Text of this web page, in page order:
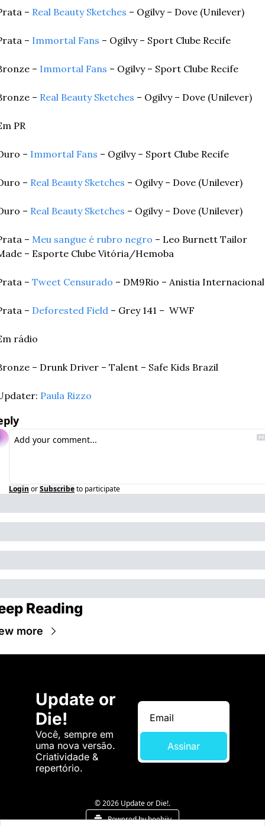
– Real Beauty Sketches – Ogilvy – Dove (Unilever)
– Immortal Fans – Ogilvy – Sport Clube Recife
– Immortal Fans – Ogilvy – Sport Clube Recife
– Real Beauty Sketches – Ogilvy – Dove (Unilever)
PR
– Immortal Fans – Ogilvy – Sport Clube Recife
– Real Beauty Sketches – Ogilvy – Dove (Unilever)
– Real Beauty Sketches – Ogilvy – Dove (Unilever)
– Meu sangue é rubro negro – Leo Burnett Tailor
– Esporte Clube Vitória/Hemoba
– Tweet Censurado – DM9Rio – Anistia Internacional
– Deforested Field – Grey 141 –  WWF
rádio
– Drunk Driver – Talent – Safe Kids Brazil
Paula Rizzo
Login orSubscribeto participate
Reading
more
Update or
Die!
Você, sempre em
uma nova versão.
Criatividade &
repertório.
Assinar
© 2026 Update or Die!.
Powered by beehiiv